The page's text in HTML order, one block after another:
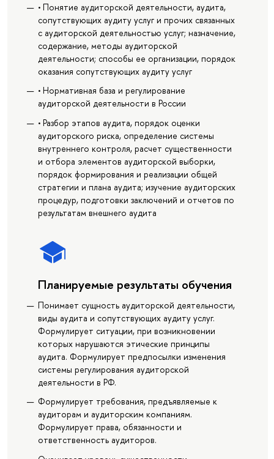
• Понятие аудиторской деятельности, аудита,
сопутствующих аудиту услуг и прочих связанных
с аудиторской деятельностью услуг; назначение,
содержание, методы аудиторской
деятельности; способы ее организации, порядок
оказания сопутствующих аудиту услуг
• Нормативная база и регулирование
аудиторской деятельности в России
• Разбор этапов аудита, порядок оценки
аудиторского риска, определение системы
внутреннего контроля, расчет существенности
и отбора элементов аудиторской выборки,
порядок формирования и реализации общей
стратегии и плана аудита; изучение аудиторских
процедур, подготовки заключений и отчетов по
результатам внешнего аудита
Планируемые результаты обучения
Понимает сущность аудиторской деятельности,
виды аудита и сопутствующих аудиту услуг.
Формулирует ситуации, при возникновении
которых нарушаются этические принципы
аудита. Формулирует предпосылки изменения
системы регулирования аудиторской
деятельности в РФ.
Формулирует требования, предъявляемые к
аудиторам и аудиторским компаниям.
Формулирует права, обязанности и
ответственность аудиторов.